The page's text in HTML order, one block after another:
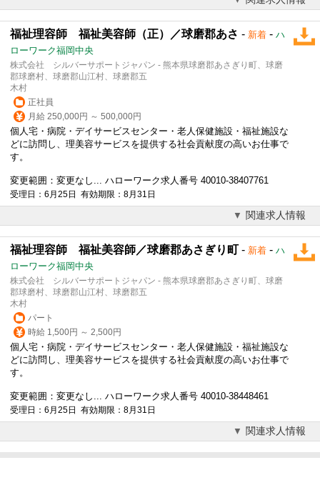
福祉理容師 福祉美容師（正）／球磨郡あさ - 新着 - ハ
ローワーク福岡中央
株式会社 シルバーサポートジャパン - 熊本県球磨郡あさぎり町、球磨
郡球磨村、球磨郡山江村、球磨郡五
木村
正社員
月給 250,000円 ～ 500,000円
個人宅・病院・デイサービスセンター・老人保健施設・福祉施設な
どに訪問し、理美容サービスを提供する社会貢献度の高いお仕事で
す。
変更範囲：変更なし... ハローワーク求人番号 40010-38407761
受理日：6月25日 有効期限：8月31日
関連求人情報
福祉理容師 福祉美容師／球磨郡あさぎり町- 新着 - ハ
ローワーク福岡中央
株式会社 シルバーサポートジャパン - 熊本県球磨郡あさぎり町、球磨
郡球磨村、球磨郡山江村、球磨郡五
木村
パート
時給 1,500円 ～ 2,500円
個人宅・病院・デイサービスセンター・老人保健施設・福祉施設な
どに訪問し、理美容サービスを提供する社会貢献度の高いお仕事で
す。
変更範囲：変更なし... ハローワーク求人番号 40010-38448461
受理日：6月25日 有効期限：8月31日
関連求人情報